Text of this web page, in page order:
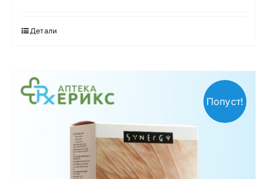
Детали
Попуст!